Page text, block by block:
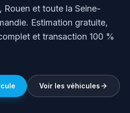
et toute la Seine-
. Estimation gratuite,
et transaction 100 %
Voir les véhicules